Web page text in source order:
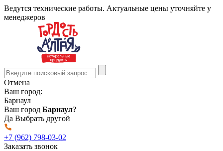
Ведутся технические работы. Актуальные цены уточняйте у
менеджеров
Отмена
Ваш город:
Барнаул
Ваш город Барнаул?
Да Выбрать другой
+7 (962) 798-03-02
Заказать звонок